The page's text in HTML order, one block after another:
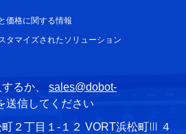
価格に関する情報
タマイズされたソリューション
るか、 sales@dobot-
送信してください
２丁目１-１２ VORT浜松町Ⅲ ４